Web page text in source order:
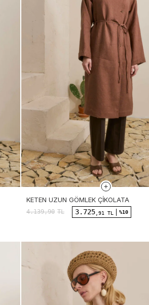
KETEN UZUN GÖMLEK ÇIKOLATA
4.139,90 TL 3.725 ,91 TL %10